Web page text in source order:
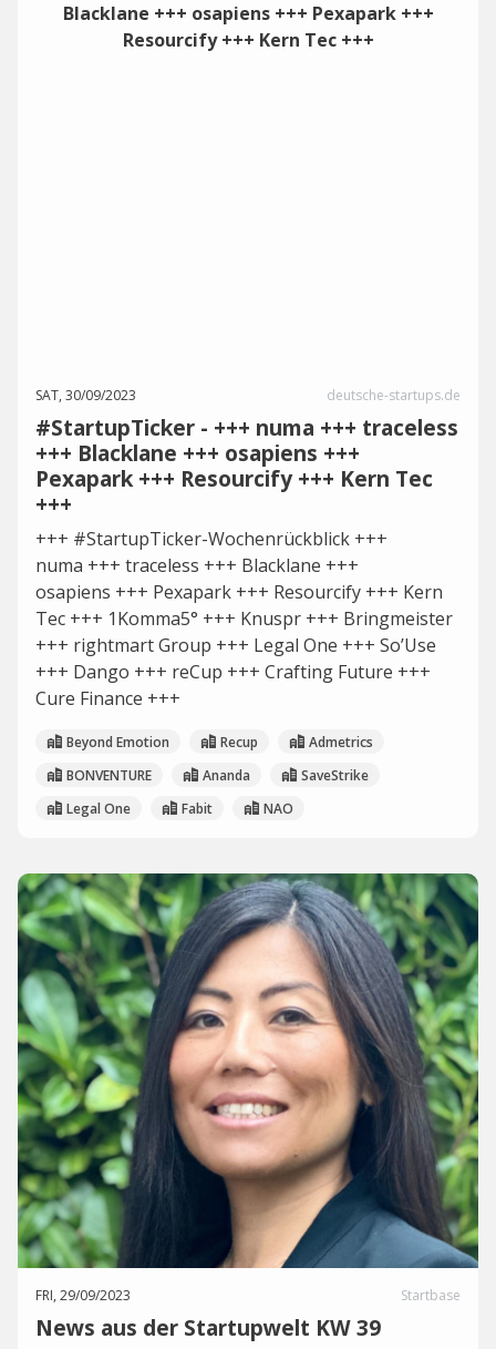
SAT, 30/09/2023 deutsche-startups.de
#StartupTicker - +++ numa +++ traceless
+++ Blacklane +++ osapiens +++
Pexapark +++ Resourcify +++ Kern Tec
+++
+++ #StartupTicker-Wochenrückblick +++
numa +++ traceless +++ Blacklane +++
osapiens +++ Pexapark +++ Resourcify +++ Kern
Tec +++ 1Komma5° +++ Knuspr +++ Bringmeister
+++ rightmart Group +++ Legal One +++ So’Use
+++ Dango +++ reCup +++ Crafting Future +++
Cure Finance +++
Beyond Emotion Recup
Admetrics
BONVENTURE
Ananda
SaveStrike
Legal One
Fabit NAO
FRI, 29/09/2023 Startbase
News aus der Startupwelt KW 39